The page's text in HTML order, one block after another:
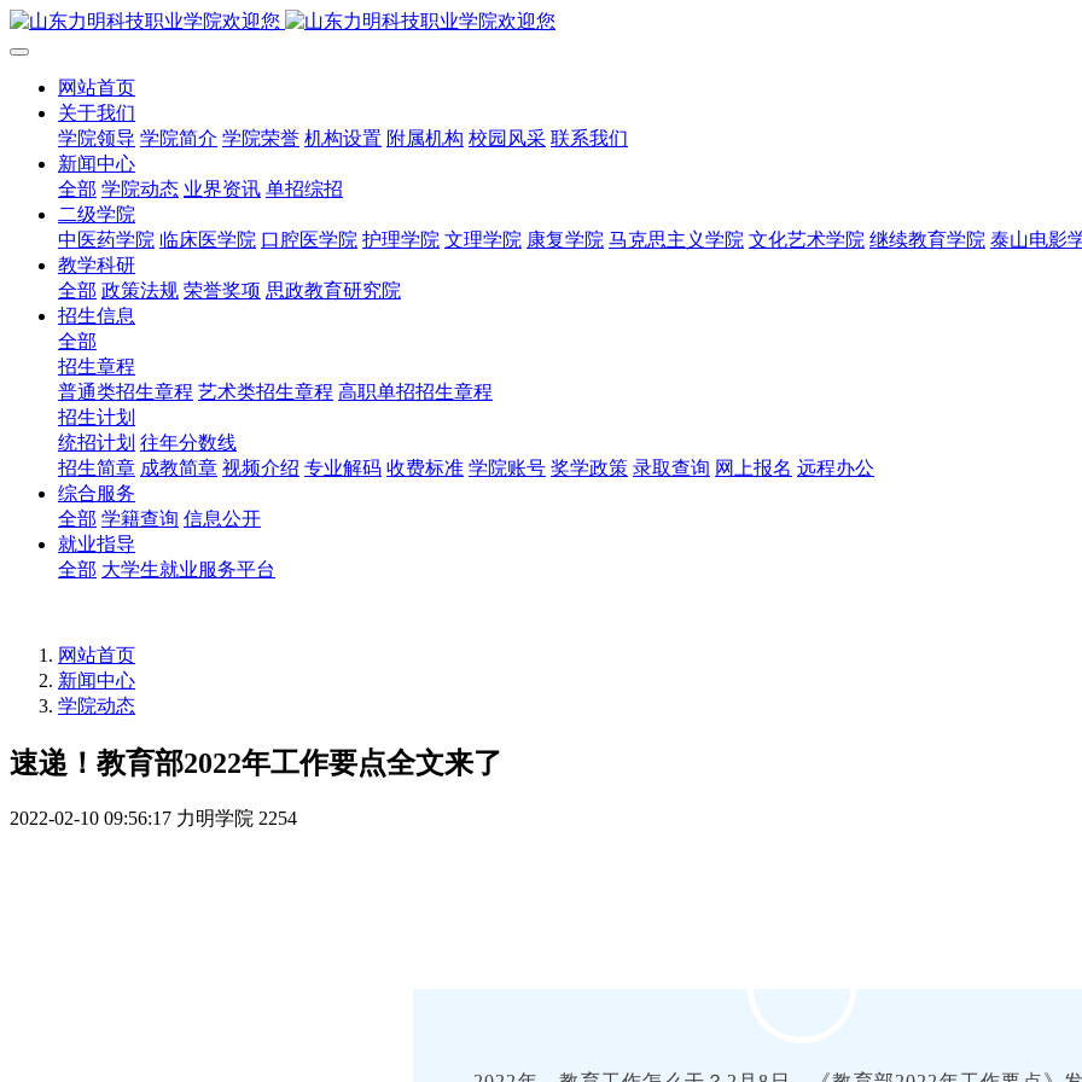
网站首页
关于我们
学院领导 学院简介 学院荣誉 机构设置 附属机构 校园风采 联系我们
新闻中心
全部 学院动态 业界资讯 单招综招
二级学院
中医药学院 临床医学院 口腔医学院 护理学院 文理学院 康复学院 马克思主义学院 文化艺术学院 继续教育学院 泰山电影
教学科研
全部 政策法规 荣誉奖项 思政教育研究院
招生信息
全部
招生章程
普通类招生章程 艺术类招生章程 高职单招招生章程
招生计划
统招计划 往年分数线
招生简章 成教简章 视频介绍 专业解码 收费标准 学院账号 奖学政策 录取查询 网上报名 远程办公
综合服务
全部 学籍查询 信息公开
就业指导
全部 大学生就业服务平台
网站首页
新闻中心
学院动态
速递！教育部2022年工作要点全文来了
2022-02-10 09:56:17 力明学院 2254